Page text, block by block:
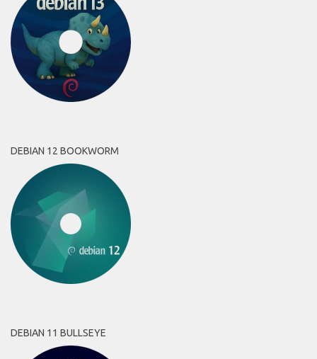
DEBIAN 12 BOOKWORM
DEBIAN 11 BULLSEYE